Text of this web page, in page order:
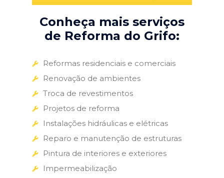
Conheça mais serviços
de Reforma do Grifo:
Reformas residenciais e comerciais
Renovação de ambientes
Troca de revestimentos
Projetos de reforma
Instalações hidráulicas e elétricas
Reparo e manutenção de estruturas
Pintura de interiores e exteriores
Impermeabilização